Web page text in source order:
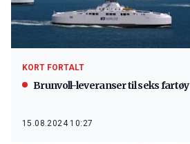
KORT FORTALT
Brunvoll-leveranser til seks fartøy
15.08.2024 10:27